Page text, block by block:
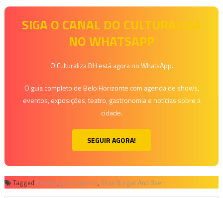
SIGA O CANAL DO CULTURALIZA
NO WHATSAPP
O Culturaliza BH está agora no WhatsApp.
O guia completo de Belo Horizonte com agenda de shows,
eventos, exposições, teatro, gastronomia e notícias sobre a
cidade.
SEGUIR AGORA!
Tagged Cerveja, gastronomia, Slow Burger And Beer